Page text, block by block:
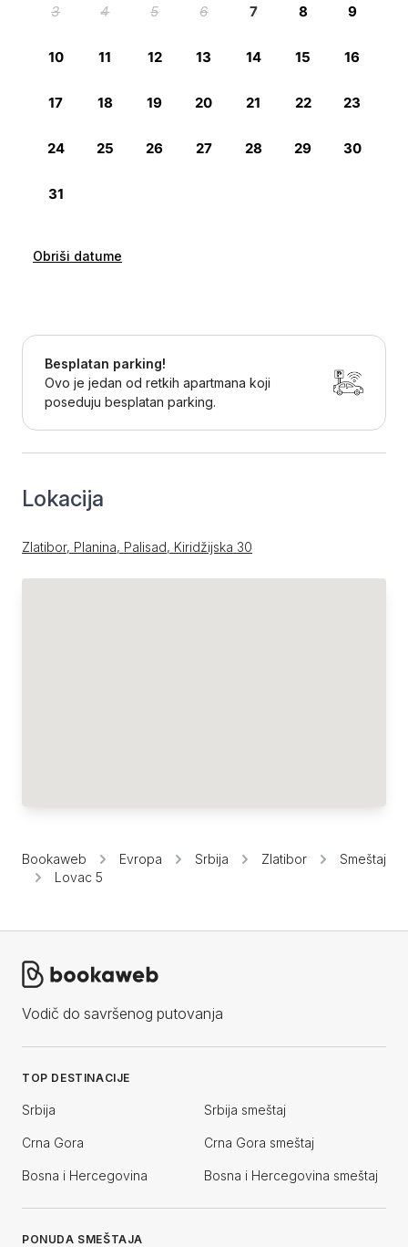
Obriši datume
Besplatan parking!
Ovo je jedan od retkih apartmana koji
poseduju besplatan parking.
Lokacija
Zlatibor, Planina, Palisad, Kiridžijska 30
Bookaweb Evropa Srbija Zlatibor
Smeštaj
Lovac 5
Vodič do savršenog putovanja
TOP DESTINACIJE
Srbija Srbija smeštaj
Crna Gora Crna Gora smeštaj
Bosna i Hercegovina Bosna i Hercegovina smeštaj
PONUDA SMEŠTAJA